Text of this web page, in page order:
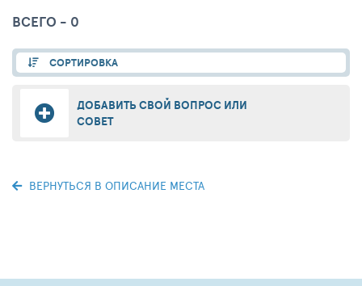
ВСЕГО - 0
СОРТИРОВКА
ДОБАВИТЬ СВОЙ ВОПРОС ИЛИ
СОВЕТ
ВЕРНУТЬСЯ В ОПИСАНИЕ МЕСТА